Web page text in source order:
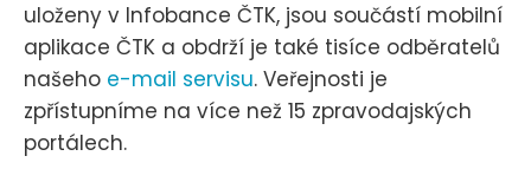
uloženy v Infobance ČTK, jsou součástí mobilní
aplikace ČTK a obdrží je také tisíce odběratelů
našeho e-mail servisu. Veřejnosti je
zpřístupníme na více než 15 zpravodajských
portálech.